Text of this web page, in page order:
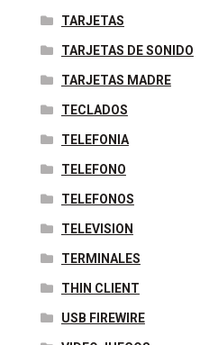
TARJETAS
TARJETAS DE SONIDO
TARJETAS MADRE
TECLADOS
TELEFONIA
TELEFONO
TELEFONOS
TELEVISION
TERMINALES
THIN CLIENT
USB FIREWIRE